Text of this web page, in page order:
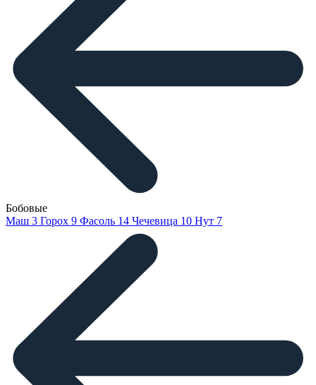
Бобовые
Маш 3 Горох 9 Фасоль 14 Чечевица 10 Нут 7